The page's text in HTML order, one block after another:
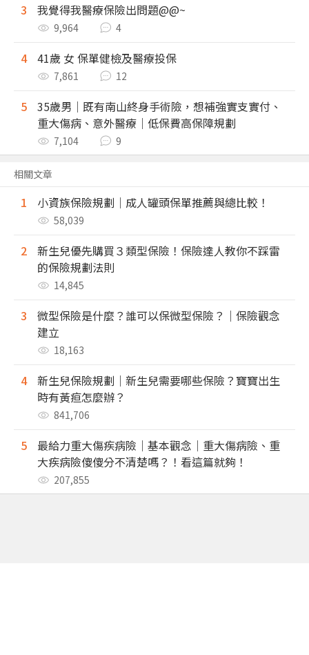
3 我覺得我醫療保險出問題@@~
9,964 4
4 41歲 女 保單健檢及醫療投保
7,861 12
5
35歲男｜既有南山終身手術險，想補強實支實付、
重大傷病、意外醫療｜低保費高保障規劃
7,104 9
相關文章
1 小資族保險規劃｜成人罐頭保單推薦與總比較！
58,039
2
新生兒優先購買３類型保險！保險達人教你不踩雷
的保險規劃法則
14,845
3
微型保險是什麼？誰可以保微型保險？｜保險觀念
建立
18,163
4
新生兒保險規劃｜新生兒需要哪些保險？寶寶出生
時有黃疸怎麼辦？
841,706
5
最給力重大傷疾病險｜基本觀念｜重大傷病險、重
大疾病險傻傻分不清楚嗎？！看這篇就夠！
207,855